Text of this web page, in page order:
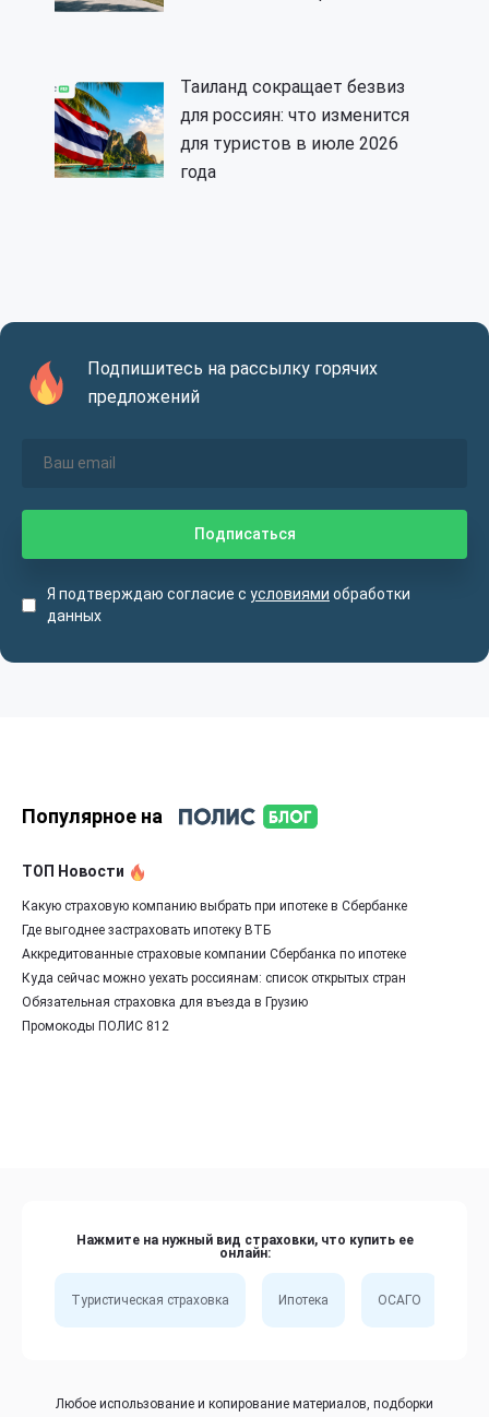
Таиланд сокращает безвиз
для россиян: что изменится
для туристов в июле 2026
года
Подпишитесь на рассылку горячих
предложений
Я подтверждаю согласие с условиями обработки
данных
Популярное на
ТОП Новости
Какую страховую компанию выбрать при ипотеке в Сбербанке
Где выгоднее застраховать ипотеку ВТБ
Аккредитованные страховые компании Сбербанка по ипотеке
Куда сейчас можно уехать россиянам: список открытых стран
Обязательная страховка для въезда в Грузию
Промокоды ПОЛИС 812
Нажмите на нужный вид страховки, что купить ее
онлайн:
Туристическая страховка Ипотека ОСАГО
Любое использование и копирование материалов, подборки